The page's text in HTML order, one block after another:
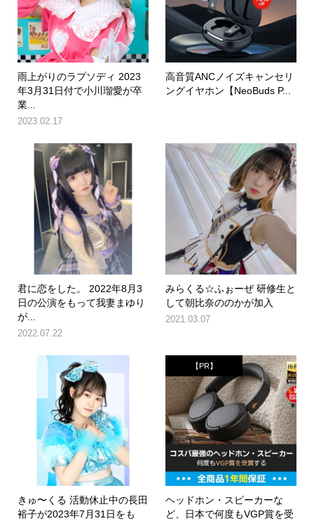
雨上がりのラプソディ 2023
年3月31日付で小川瑠愛が卒
業...
2023.02.17
高音質ANCノイズキャンセリ
ングイヤホン【NeoBuds P...
君に恋をした。 2022年8月3
日の公演をもって我妻まゆり
が...
2022.07.22
みらくる☆ふぉーぜ 研修生と
して朝比奈ののかが加入
2021.03.07
きゅ〜くる 活動休止中の長田
裕子が2023年7月31日をも
【PR】
ヘッドホン・スピーカーな
ど、日本で何度もVGP賞を受